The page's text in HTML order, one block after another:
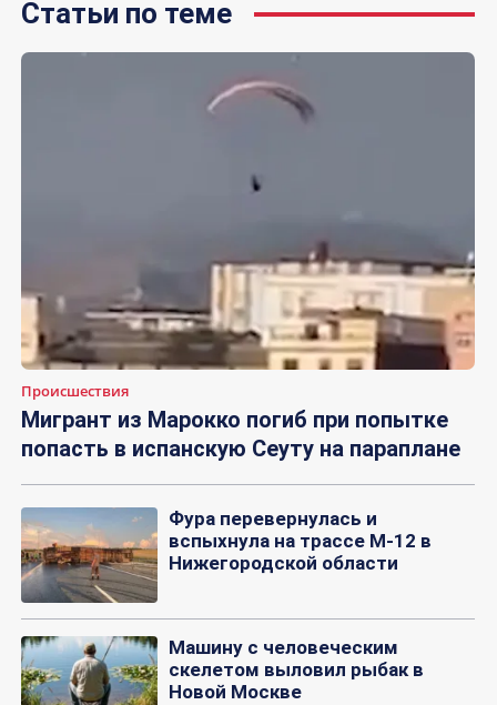
Статьи по теме
Происшествия
Мигрант из Марокко погиб при попытке
попасть в испанскую Сеуту на параплане
Фура перевернулась и
вспыхнула на трассе М-12 в
Нижегородской области
Машину с человеческим
скелетом выловил рыбак в
Новой Москве